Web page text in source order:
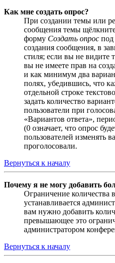
Как мне создать опрос?
При создании темы или
сообщения темы
форму Создать опрос
создания сообщения, в
стиля; если вы не видите
вы не имеете прав на
и как минимум два
полях, убедившись, что
отдельной строке
задать количество
пользователи при
«Вариантов ответа»,
(0 означает, что опрос
пользователей изменять
проголосовали.
Вернуться к началу
Почему я не могу добавить
Ограничение количества
устанавливается
вам нужно добавить
превышающее это
администратором
Вернуться к началу